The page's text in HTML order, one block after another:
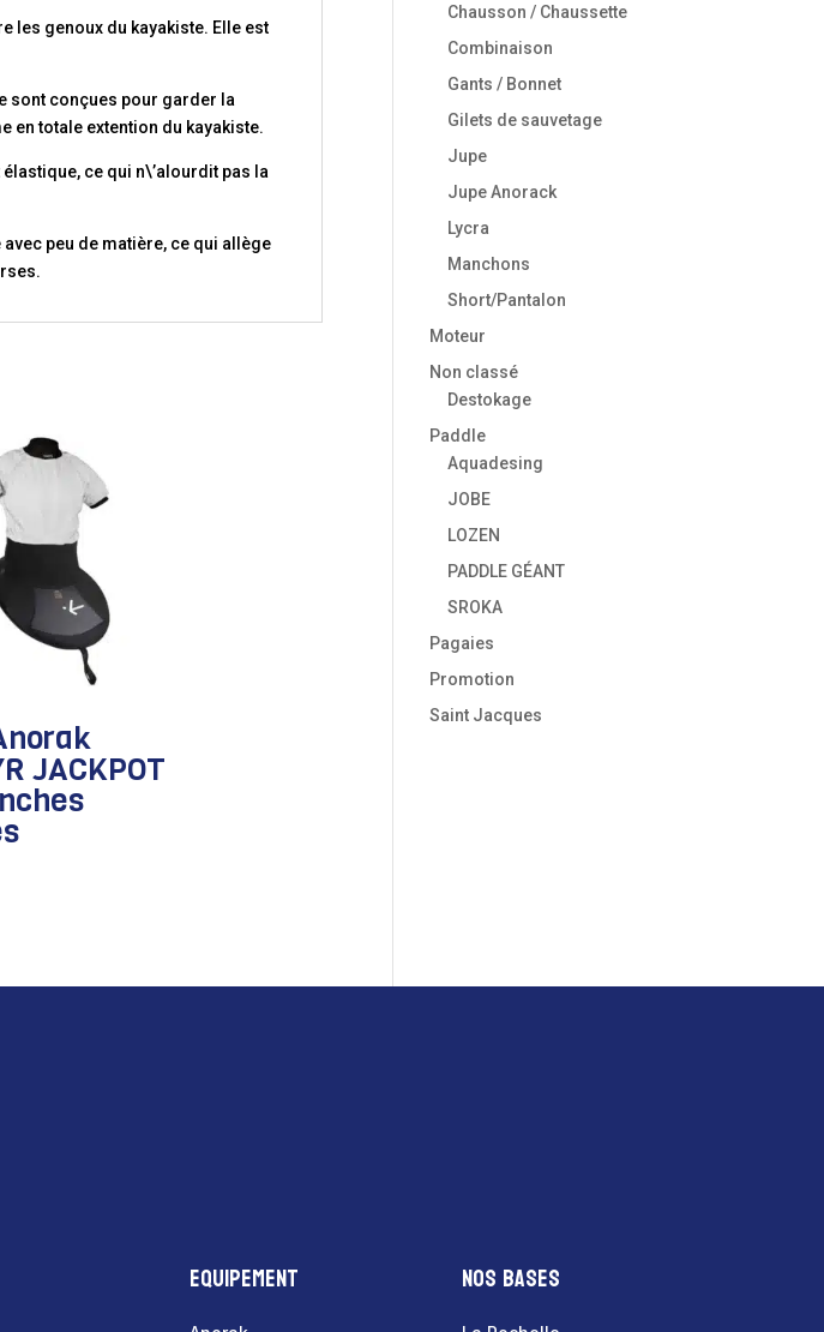
les genoux du kayakiste. Elle est
sont conçues pour garder la
en totale extention du kayakiste.
ce qui n\’alourdit pas la
peu de matière, ce qui allège
JACKPOT
Chausson / Chaussette
Combinaison
Gants / Bonnet
Gilets de sauvetage
Jupe
Jupe Anorack
Lycra
Manchons
Short/Pantalon
Moteur
Non classé
Destokage
Paddle
Aquadesing
JOBE
LOZEN
PADDLE GÉANT
SROKA
Pagaies
Promotion
Saint Jacques
Equipement Nos bases